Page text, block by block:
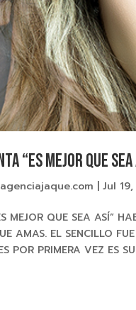
“ES MEJOR QUE
|Jul
MEJOR QUE SEA ASÍ”
AMAS. EL SENCILLO
POR PRIMERA VEZ